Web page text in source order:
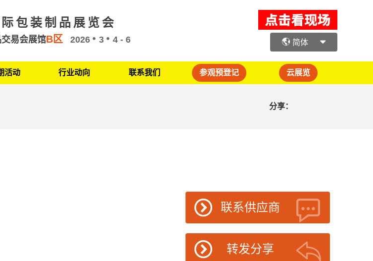
包装制品展览会
易会展馆B区 2026 3 4 - 6 简体
活动 行业动向 联系我们 参观预登记 云展览
分享：
联系供应商
转发分享